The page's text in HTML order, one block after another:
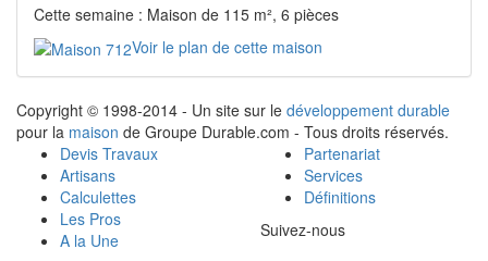
Cette semaine : Maison de 115 m², 6 pièces
Voir le plan de cette maison
Copyright © 1998-2014 - Un site sur le développement durable
pour la maison de Groupe Durable.com - Tous droits réservés.
Devis Travaux
Artisans
Calculettes
Les Pros
A la Une
Partenariat
Services
Définitions
Suivez-nous